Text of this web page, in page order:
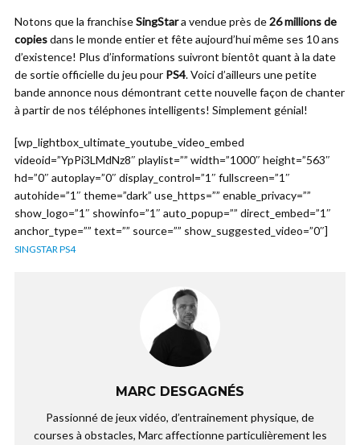
Notons que la franchiseSingStara vendue près de26 millions de
copiesdans le monde entier et fête aujourd’hui même ses 10 ans
d’existence! Plus d’informations suivront bientôt quant à la date
de sortie officielle du jeu pour PS4. Voici d’ailleurs une petite
bande annonce nous démontrant cette nouvelle façon de chanter
à partir de nos téléphones intelligents! Simplement génial!
[wp_lightbox_ultimate_youtube_video_embed
videoid=”YpPi3LMdNz8″ playlist=”” width=”1000″ height=”563″
hd=”0″ autoplay=”0″ display_control=”1″ fullscreen=”1″
autohide=”1″ theme=”dark” use_https=”” enable_privacy=””
show_logo=”1″ showinfo=”1″ auto_popup=”” direct_embed=”1″
anchor_type=”” text=”” source=”” show_suggested_video=”0″]
SINGSTAR PS4
MARC DESGAGNÉS
Passionné de jeux vidéo, d’entrainement physique, de
courses à obstacles, Marc affectionne particulièrement les